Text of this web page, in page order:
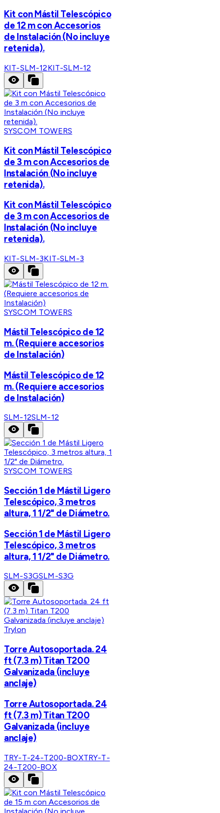
Kit con Mástil Telescópico
de 12 m con Accesorios
de Instalación (No incluye
retenida).
KIT-SLM-12KIT-SLM-12
SYSCOM TOWERS
Kit con Mástil Telescópico
de 3 m con Accesorios de
Instalación (No incluye
retenida).
Kit con Mástil Telescópico
de 3 m con Accesorios de
Instalación (No incluye
retenida).
KIT-SLM-3KIT-SLM-3
SYSCOM TOWERS
Mástil Telescópico de 12
m. (Requiere accesorios
de Instalación)
Mástil Telescópico de 12
m. (Requiere accesorios
de Instalación)
SLM-12SLM-12
SYSCOM TOWERS
Sección 1 de Mástil Ligero
Telescópico, 3 metros
altura, 1 1/2" de Diámetro.
Sección 1 de Mástil Ligero
Telescópico, 3 metros
altura, 1 1/2" de Diámetro.
SLM-S3GSLM-S3G
Trylon
Torre Autosoportada. 24
ft (7.3 m) Titan T200
Galvanizada (incluye
anclaje)
Torre Autosoportada. 24
ft (7.3 m) Titan T200
Galvanizada (incluye
anclaje)
TRY-T-24-T200-BOXTRY-T-
24-T200-BOX